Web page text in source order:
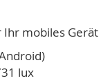
mobiles Gerät
lux